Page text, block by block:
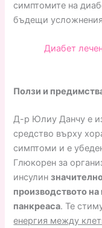
симптомите на
бъдещи
Диабет
Ползи и
Д-р Юлиу Данчу е
средство върху
симптоми и е
Глюкорен за
инсулин
производството
панкреаса. Те
енергия между